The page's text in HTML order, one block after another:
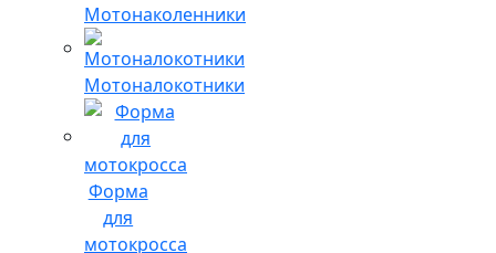
Мотонаколенники
Мотоналокотники
Форма
для
мотокросса